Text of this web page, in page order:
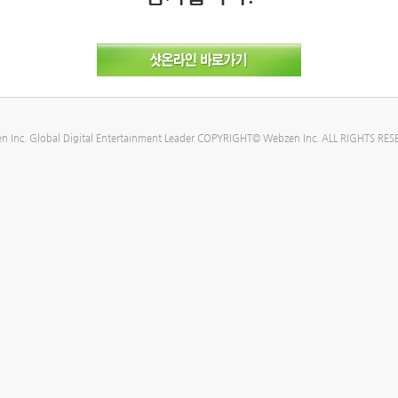
Inc. Global Digital Entertainment Leader COPYRIGHT© Webzen Inc. ALL RIGHTS